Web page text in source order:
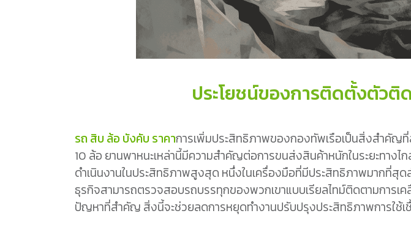
ประโยชน์ของการติดตั้งตัวติ
รถ สิบ ล้อ บังคับ ราคาการเพิ่มประสิทธิภาพของกองทัพเรือเป็นสิ่งสำคัญ
10 ล้อ ยานพาหนะเหล่านี้มีความสำคัญต่อการขนส่งสินค้าหนักในระยะทาง
ดำเนินงานในประสิทธิภาพสูงสุด หนึ่งในเครื่องมือที่มีประสิทธิภาพมากที่สุด
ธุรกิจสามารถตรวจสอบรถบรรทุกของพวกเขาแบบเรียลไทม์ติดตามการเ
ปัญหาที่สำคัญ สิ่งนี้จะช่วยลดการหยุดทำงานปรับปรุงประสิทธิภาพการใช้เ